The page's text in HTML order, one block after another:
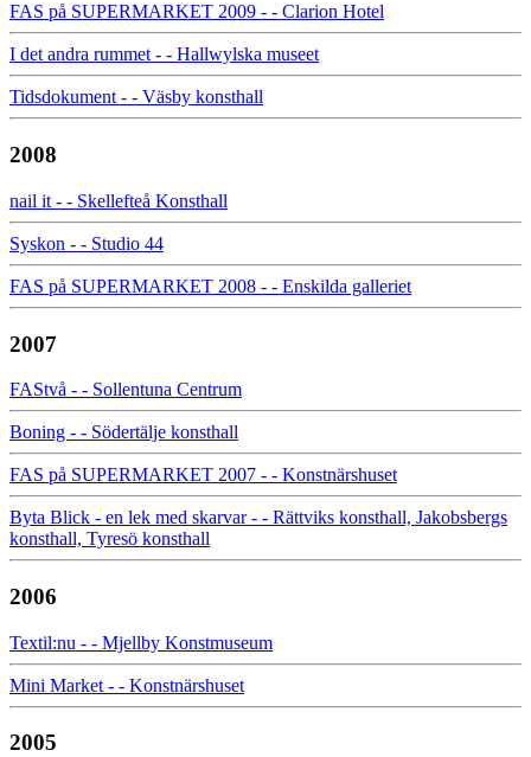
FAS på SUPERMARKET 2009 - - Clarion Hotel
I det andra rummet - - Hallwylska museet
Tidsdokument - - Väsby konsthall
2008
nail it - - Skellefteå Konsthall
Syskon - - Studio 44
FAS på SUPERMARKET 2008 - - Enskilda galleriet
2007
FAStvå - - Sollentuna Centrum
Boning - - Södertälje konsthall
FAS på SUPERMARKET 2007 - - Konstnärshuset
Byta Blick - en lek med skarvar - - Rättviks konsthall, Jakobsbergs
konsthall, Tyresö konsthall
2006
Textil:nu - - Mjellby Konstmuseum
Mini Market - - Konstnärshuset
2005